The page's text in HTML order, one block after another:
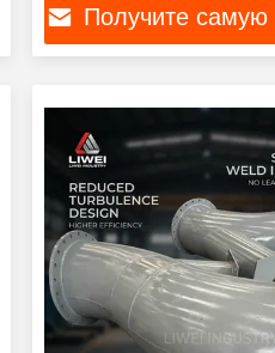
под давлением, DN25-
Получите